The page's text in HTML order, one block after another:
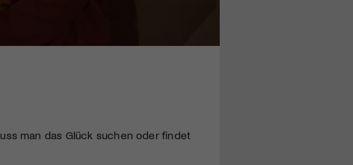
man das Glück suchen oder findet